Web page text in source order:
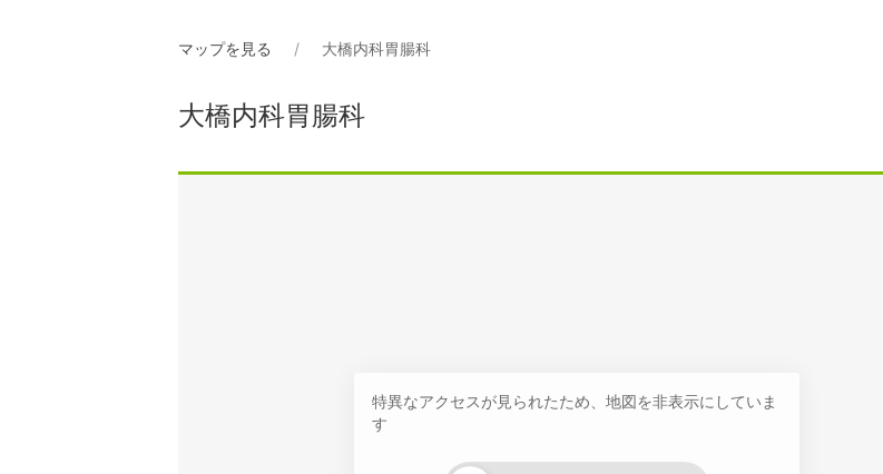
マップを見る 大橋内科胃腸科
大橋内科胃腸科
特異なアクセスが見られたため、地図を非表示にしていま
す